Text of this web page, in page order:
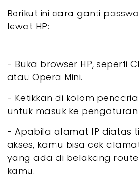
Berikut ini cara ganti
lewat HP:
- Buka browser HP, seperti
atau Opera Mini.
- Ketikkan di kolom pencarian
untuk masuk ke
- Apabila alamat IP diatas
akses, kamu bisa cek
yang ada di belakang
kamu.